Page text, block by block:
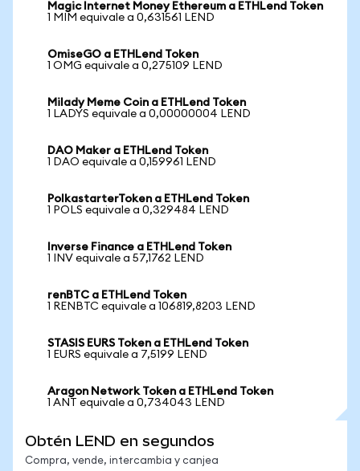
Magic Internet Money Ethereum a ETHLend Token
1 MIM equivale a 0,631561 LEND
OmiseGO a ETHLend Token
1 OMG equivale a 0,275109 LEND
Milady Meme Coin a ETHLend Token
1 LADYS equivale a 0,00000004 LEND
DAO Maker a ETHLend Token
1 DAO equivale a 0,159961 LEND
PolkastarterToken a ETHLend Token
1 POLS equivale a 0,329484 LEND
Inverse Finance a ETHLend Token
1 INV equivale a 57,1762 LEND
renBTC a ETHLend Token
1 RENBTC equivale a 106819,8203 LEND
STASIS EURS Token a ETHLend Token
1 EURS equivale a 7,5199 LEND
Aragon Network Token a ETHLend Token
1 ANT equivale a 0,734043 LEND
Obtén LEND en segundos
Compra, vende, intercambia y canjea